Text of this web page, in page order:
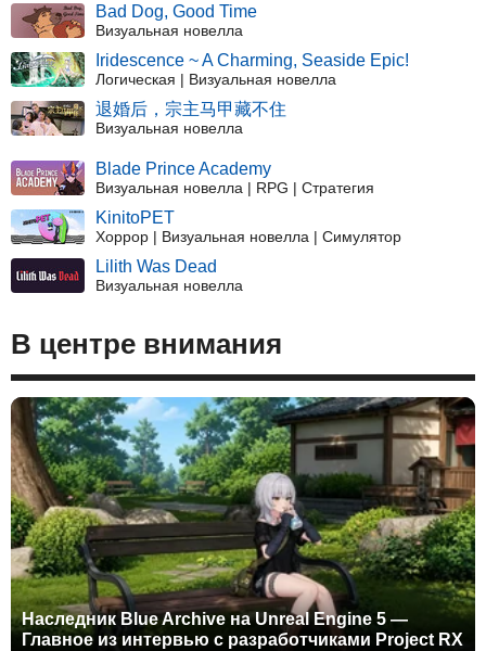
Bad Dog, Good Time
Визуальная новелла
Iridescence ~ A Charming, Seaside Epic!
Логическая | Визуальная новелла
退婚后，宗主马甲藏不住
Визуальная новелла
Blade Prince Academy
Визуальная новелла | RPG | Стратегия
KinitoPET
Хоррор | Визуальная новелла | Симулятор
Lilith Was Dead
Визуальная новелла
В центре внимания
Наследник Blue Archive на Unreal Engine 5 —
Главное из интервью с разработчиками Project RX